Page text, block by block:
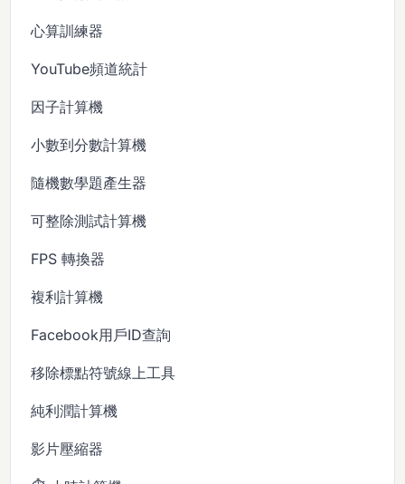
心算訓練器
YouTube頻道統計
因子計算機
小數到分數計算機
隨機數學題產生器
可整除測試計算機
FPS 轉換器
複利計算機
Facebook用戶ID查詢
移除標點符號線上工具
純利潤計算機
影片壓縮器